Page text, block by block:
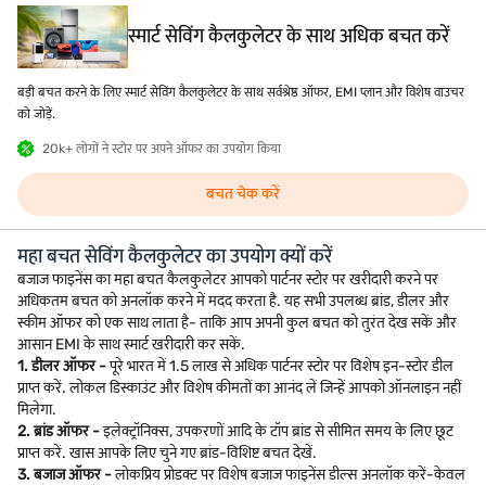
स्मार्ट सेविंग कैलकुलेटर के साथ अधिक बचत करें
बड़ी बचत करने के लिए स्मार्ट सेविंग कैलकुलेटर के साथ सर्वश्रेष्ठ ऑफर, EMI प्लान और विशेष वाउचर
को जोड़ें.
20k+ लोगों ने स्टोर पर अपने ऑफर का उपयोग किया
बचत चेक करें
महा बचत सेविंग कैलकुलेटर का उपयोग क्यों करें
बजाज फाइनेंस का महा बचत कैलकुलेटर आपको पार्टनर स्टोर पर खरीदारी करने पर
अधिकतम बचत को अनलॉक करने में मदद करता है. यह सभी उपलब्ध ब्रांड, डीलर और
स्कीम ऑफर को एक साथ लाता है- ताकि आप अपनी कुल बचत को तुरंत देख सकें और
आसान EMI के साथ स्मार्ट खरीदारी कर सकें.
1. डीलर ऑफर -पूरे भारत में 1.5 लाख से अधिक पार्टनर स्टोर पर विशेष इन-स्टोर डील
प्राप्त करें. लोकल डिस्काउंट और विशेष कीमतों का आनंद लें जिन्हें आपको ऑनलाइन नहीं
मिलेगा.
2. ब्रांड ऑफर -इलेक्ट्रॉनिक्स, उपकरणों आदि के टॉप ब्रांड से सीमित समय के लिए छूट
प्राप्त करें. खास आपके लिए चुने गए ब्रांड-विशिष्ट बचत देखें.
3. बजाज ऑफर -लोकप्रिय प्रोडक्ट पर विशेष बजाज फाइनेंस डील्स अनलॉक करें-केवल